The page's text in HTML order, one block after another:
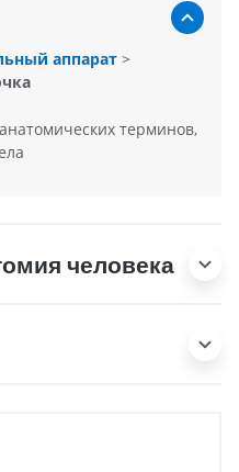
аппарат >
терминов,
человека